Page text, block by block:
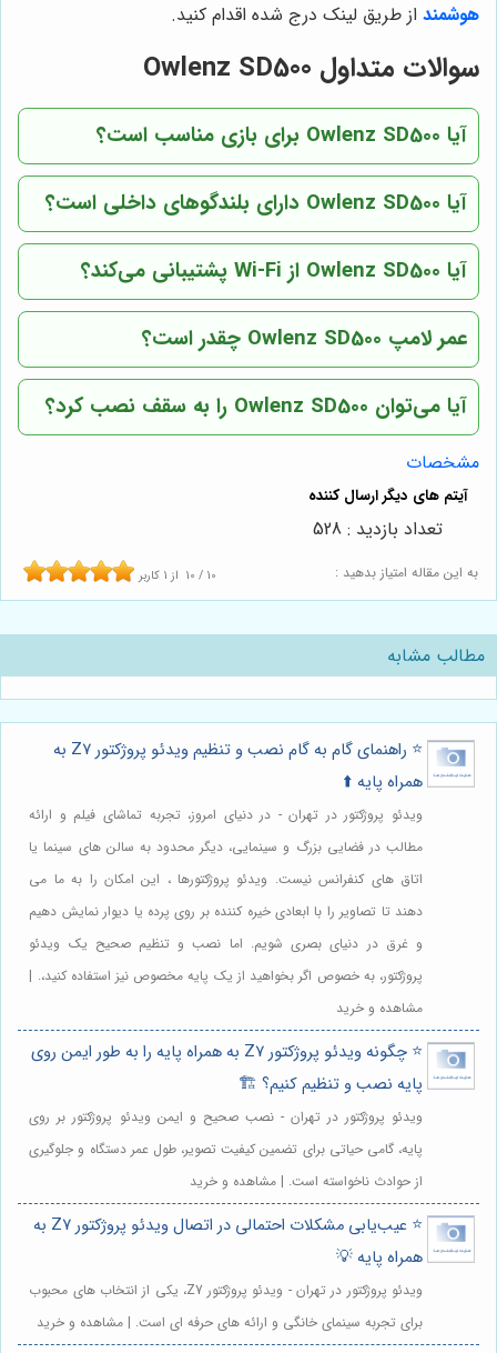
هوشمند از طریق لینک درج شده اقدام کنید.
سوالات متداول Owlenz SD500
آیا Owlenz SD500 برای بازی مناسب است؟
آیا Owlenz SD500 دارای بلندگوهای داخلی است؟
آیا Owlenz SD500 از Wi-Fi پشتیبانی می‌کند؟
عمر لامپ Owlenz SD500 چقدر است؟
آیا می‌توان Owlenz SD500 را به سقف نصب کرد؟
مشخصات
به این مقاله امتیاز بدهید : 10 / 10 از 1 کاربر
تعداد بازدید : 528
مطالب مشابه
⭐️ راهنمای گام به گام نصب و تنظیم ویدئو پروژکتور Z7 به
همراه پایه ⬆️
ویدئو پروژکتور در تهران - در دنیای امروز، تجربه تماشای فیلم و ارائه
مطالب در فضایی بزرگ و سینمایی، دیگر محدود به سالن های سینما یا
اتاق های کنفرانس نیست. ویدئو پروژکتورها ، این امکان را به ما می
دهند تا تصاویر را با ابعادی خیره کننده بر روی پرده یا دیوار نمایش دهیم
و غرق در دنیای بصری شویم. اما نصب و تنظیم صحیح یک ویدئو
پروژکتور، به خصوص اگر بخواهید از یک پایه مخصوص نیز استفاده کنید،. |
مشاهده و خرید
⭐️ چگونه ویدئو پروژکتور Z7 به همراه پایه را به طور ایمن روی
پایه نصب و تنظیم کنیم؟ 🏗️
ویدئو پروژکتور در تهران - نصب صحیح و ایمن ویدئو پروژکتور بر روی
پایه، گامی حیاتی برای تضمین کیفیت تصویر، طول عمر دستگاه و جلوگیری
از حوادث ناخواسته است. | مشاهده و خرید
⭐️ عیب‌یابی مشکلات احتمالی در اتصال ویدئو پروژکتور Z7 به
همراه پایه 💡
ویدئو پروژکتور در تهران - ویدئو پروژکتور Z7، یکی از انتخاب های محبوب
برای تجربه سینمای خانگی و ارائه های حرفه ای است. | مشاهده و خرید